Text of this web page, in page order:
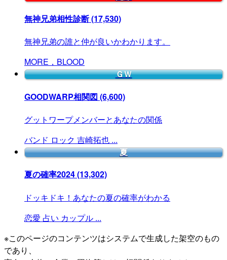
無神兄弟相性診断(17,530)
無神兄弟の誰と仲が良いかわかります。
MORE，BLOOD
ＧＷ
GOODWARP相関図 (6,600)
グットワープメンバーとあなたの関係
バンド ロック 吉崎拓也 ...
夏
夏の確率2024(13,302)
ドッキドキ！あなたの夏の確率がわかる
恋愛 占い カップル ...
※このページのコンテンツはシステムで生成した架空のもの
であり、